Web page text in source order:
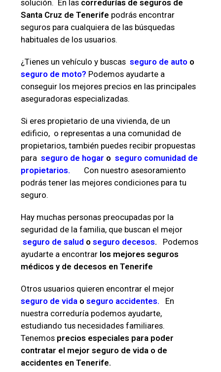
solución. En las corredurías de seguros de
Santa Cruz de Tenerife podrás encontrar
seguros para cualquiera de las búsquedas
habituales de los usuarios.
¿Tienes un vehículo y buscas seguro de auto o
seguro de moto? Podemos ayudarte a
conseguir los mejores precios en las principales
aseguradoras especializadas.
Si eres propietario de una vivienda, de un
edificio, o representas a una comunidad de
propietarios, también puedes recibir propuestas
paraseguro de hogar oseguro comunidad de
propietarios.
Con nuestro asesoramiento
podrás tener las mejores condiciones para tu
seguro.
Hay muchas personas preocupadas por la
seguridad de la familia, que buscan el mejor
seguro de salud o seguro decesos. Podemos
ayudarte a encontrar los mejores seguros
médicos y de decesos en Tenerife
Otros usuarios quieren encontrar el mejor
seguro de vida oseguro accidentes. En
nuestra correduría podemos ayudarte,
estudiando tus necesidades familiares.
Tenemos precios especiales para poder
contratar el mejor seguro de vida o de
accidentes en Tenerife.